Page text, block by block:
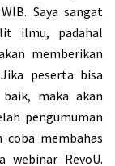
Saya sangat
ilmu, padahal
memberikan
peserta bisa
maka akan
pengumuman
membahas
webinar RevoU.